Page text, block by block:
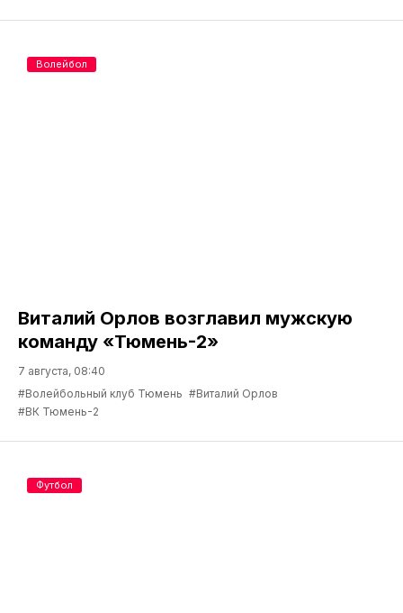
Виталий Орлов возглавил мужскую
команду «Тюмень-2»
7 августа, 08:40
#Волейбольный клуб Тюмень #Виталий Орлов
#ВК Тюмень-2
Волейбол
Футбол